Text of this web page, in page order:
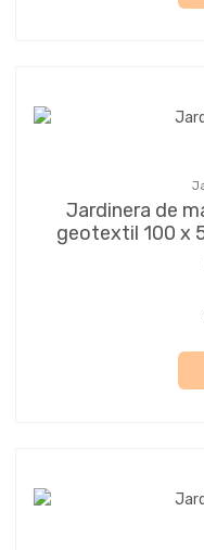
Jardinera de
geotextil 100 x